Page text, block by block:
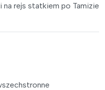
rejs statkiem po Tamizie